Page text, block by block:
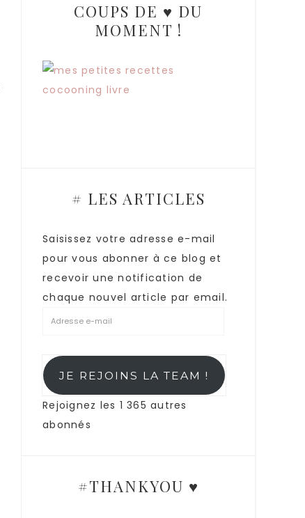
COUPS DE ♥ DU
MOMENT !
# LES ARTICLES
Saisissez votre adresse e-mail
pour vous abonner à ce blog et
recevoir une notification de
chaque nouvel article par email.
JE REJOINS LA TEAM !
Rejoignez les 1 365 autres
abonnés
#THANKYOU ♥